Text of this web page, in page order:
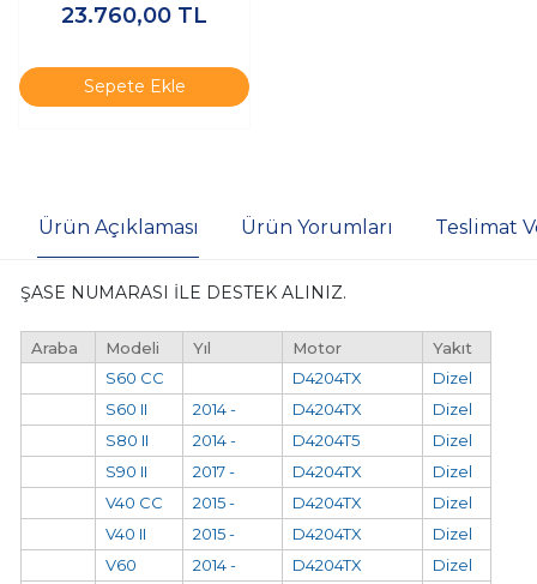
23.760,00 TL
Sepete Ekle
Ürün Açıklaması Ürün Yorumları Teslimat
ŞASE NUMARASI İLE DESTEK ALINIZ.
Araba Modeli Yıl Motor
Yakıt
S60 CC
D4204TX
Dizel
S60 II
2014 - D4204TX
Dizel
S80 II
2014 - D4204T5
Dizel
S90 II
2017 - D4204TX
Dizel
V40 CC
2015 - D4204TX
Dizel
V40 II
2015 - D4204TX
Dizel
V60
2014 - D4204TX
Dizel